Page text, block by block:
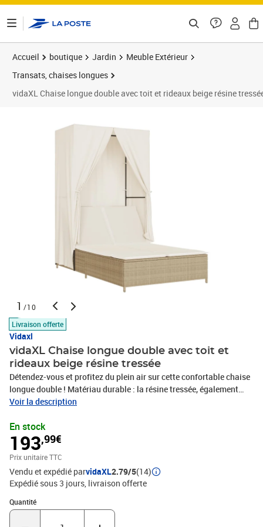
Accueil boutique Jardin
Meuble Extérieur
Transats, chaises longues
vidaXL Chaise longue double avec toit et rideaux beige résine
1 /10
Livraison offerte
Vidaxl
vidaXL Chaise longue double avec toit et
rideaux beige résine tressée
Détendez-vous et profitez du plein air sur cette confortable chaise
longue double ! Matériau durable : la résine tressée, également
connue sous le nom de poly rotin, est un matériau synthétique
naturel. Elle est légère, facile à nettoyer et couramment utilisée
pour les meubles d'extérieur en raison de sa durabilité et de ses
propriétés de résistance aux intempéries.Dossier réglables : ce
meuble d'extérieur est doté d'un dossier à 4 positions réglables, ce
qui vous permet de trouver facilement la position la plus
confortable et la plus appropriée pour la détente.Toit et rideaux
pratiques : grâce au toit et aux rideaux, vous pouvez créer un
environnement extérieur frais et agréable tout au long de la
Voir la description
En stock
193,99€
Prix unitaire TTC
Vendu et expédié parvidaXL2.79/5(14)
Expédié sous 3 jours livraison offerte
Quantité
Quantité : 1